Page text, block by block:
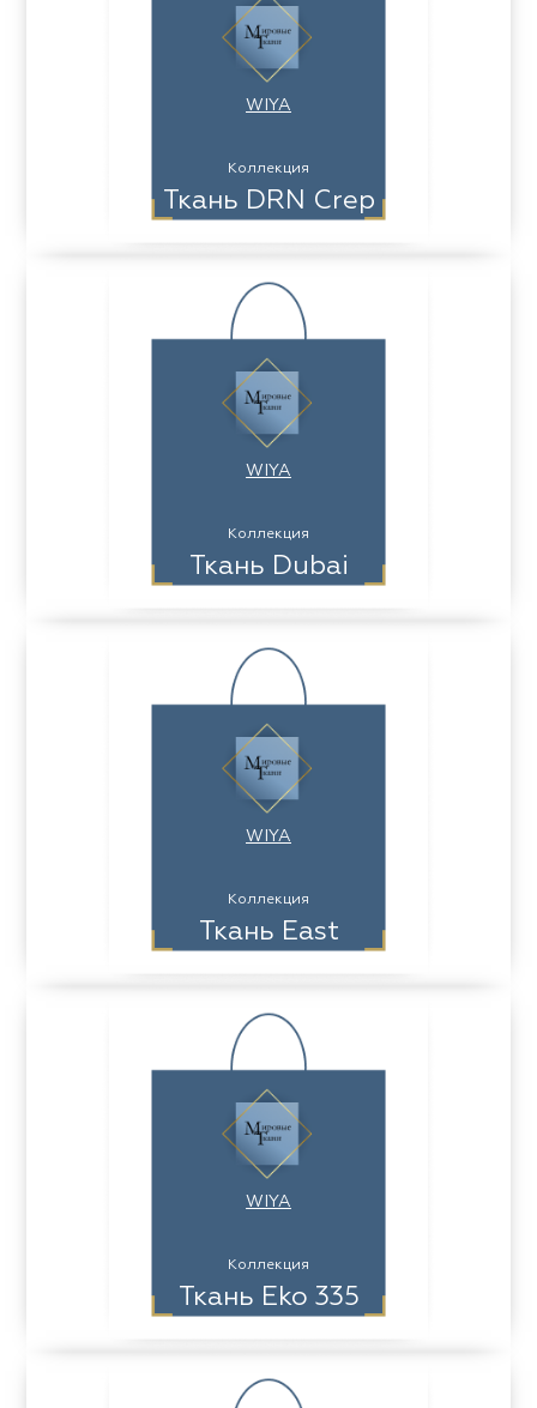
WIYA
Коллекция
Ткань DRN Crep
WIYA
Коллекция
Ткань Dubai
WIYA
Коллекция
Ткань East
WIYA
Коллекция
Ткань Eko 335